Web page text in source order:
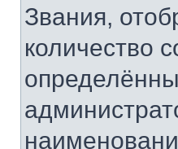
Звания,
количество